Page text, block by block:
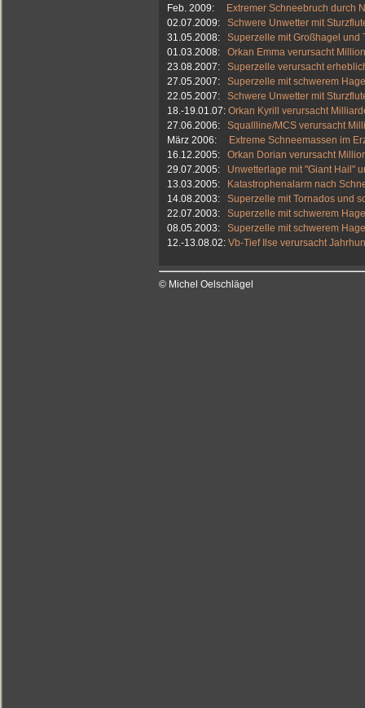
Feb. 2009:
Extremer Schneebruch durch
02.07.2009: Schwere Unwetter mit
31.05.2008: Superzelle mit Großhagel und
01.03.2008: Orkan Emma verursacht
23.08.2007: Superzelle verursacht
27.05.2007: Superzelle mit schwerem
22.05.2007: Schwere Unwetter mit
18.-19.01.07: Orkan Kyrill verursacht
27.06.2006: Squallline/MCS verursacht
März 2006:
Extreme Schneemassen im
16.12.2005: Orkan Dorian verursacht
29.07.2005: Unwetterlage mit "Giant Hail"
13.03.2005:
Katastrophenalarm nach
14.08.2003: Superzelle mit Tornados und
22.07.2003: Superzelle mit schwerem
08.05.2003: Superzelle mit schwerem
12.-13.08.02: Vb-Tief Ilse verursacht
© Michel Oelschlägel